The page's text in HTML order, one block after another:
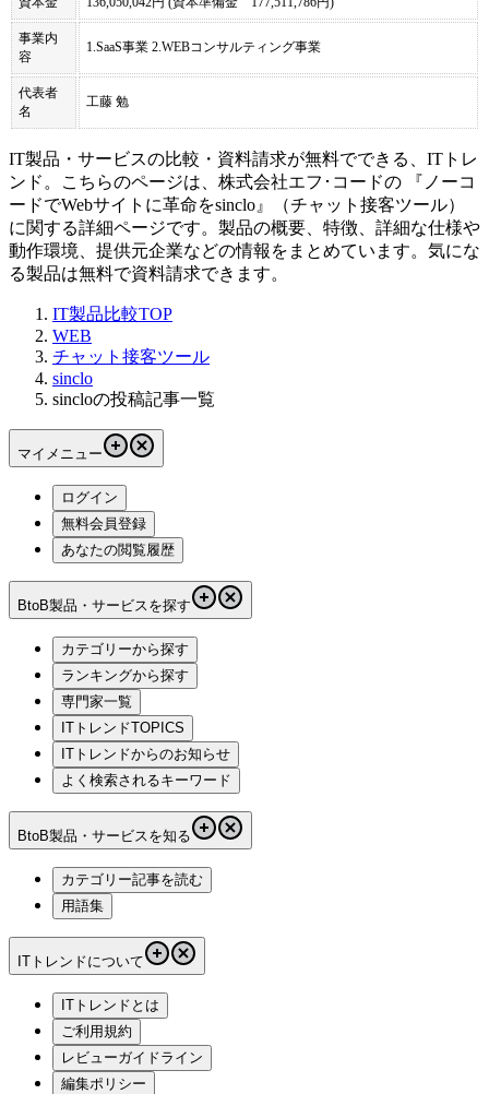
事業内
容
1.SaaS事業 2.WEBコンサルティング事業
代表者
名
工藤 勉
IT製品・サービスの比較・資料請求が無料でできる、ITトレ
ンド。こちらのページは、 株式会社エフ･コードの 『 ノーコ
ードでWebサイトに革命をsinclo 』（チャット接客ツール）
に関する詳細ページです。製品の概要、特徴、詳細な仕様や
動作環境、提供元企業などの情報をまとめています。気にな
る製品は無料で資料請求できます。
IT製品比較TOP
WEB
チャット接客ツール
sinclo
sincloの投稿記事一覧
マイメニュー
ログイン
無料会員登録
あなたの閲覧履歴
BtoB製品・サービスを探す
カテゴリーから探す
ランキングから探す
専門家一覧
ITトレンドTOPICS
ITトレンドからのお知らせ
よく検索されるキーワード
BtoB製品・サービスを知る
カテゴリー記事を読む
用語集
ITトレンドについて
ITトレンドとは
ご利用規約
レビューガイドライン
編集ポリシー